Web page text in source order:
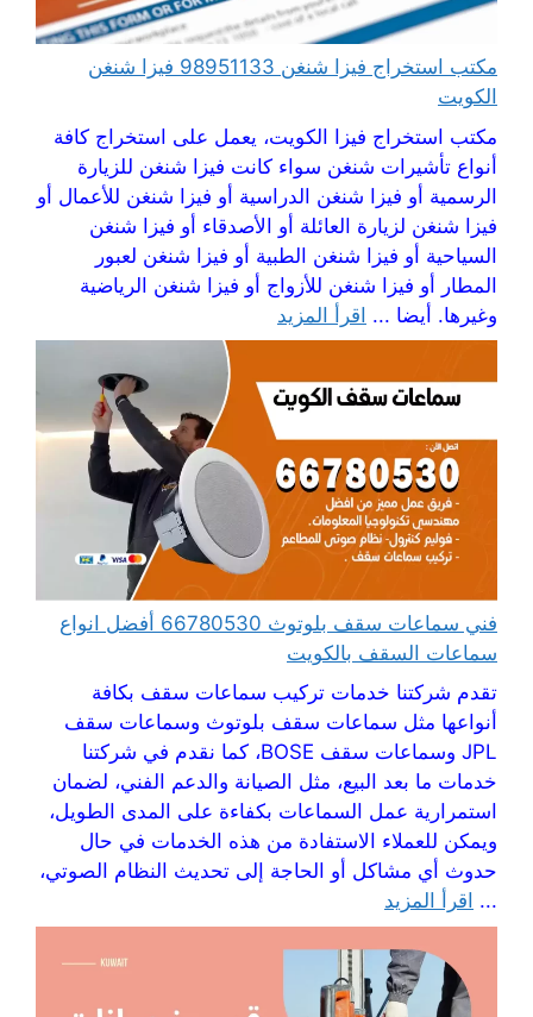
مكتب استخراج فيزا شنغن 98951133 فيزا شنغن
الكويت
مكتب استخراج فيزا الكويت، يعمل على استخراج كافة
أنواع تأشيرات شنغن سواء كانت فيزا شنغن للزيارة
الرسمية أو فيزا شنغن الدراسية أو فيزا شنغن للأعمال أو
فيزا شنغن لزيارة العائلة أو الأصدقاء أو فيزا شنغن
السياحية أو فيزا شنغن الطبية أو فيزا شنغن لعبور
المطار أو فيزا شنغن للأزواج أو فيزا شنغن الرياضية
وغيرها. أيضا ... اقرأ المزيد
فني سماعات سقف بلوتوث 66780530 أفضل انواع
سماعات السقف بالكويت
تقدم شركتنا خدمات تركيب سماعات سقف بكافة
أنواعها مثل سماعات سقف بلوتوث وسماعات سقف
JPL وسماعات سقف BOSE، كما نقدم في شركتنا
خدمات ما بعد البيع، مثل الصيانة والدعم الفني، لضمان
استمرارية عمل السماعات بكفاءة على المدى الطويل،
ويمكن للعملاء الاستفادة من هذه الخدمات في حال
حدوث أي مشاكل أو الحاجة إلى تحديث النظام الصوتي،
... اقرأ المزيد